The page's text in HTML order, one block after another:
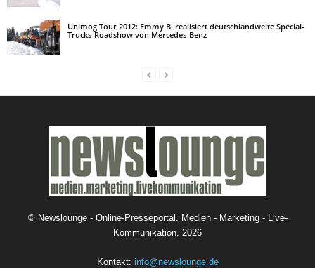
Unimog Tour 2012: Emmy B. realisiert deutschlandweite Special-
Trucks-Roadshow von Mercedes-Benz
© Newslounge - Online-Presseportal. Medien - Marketing - Live-
Kommunikation. 2026
Kontakt: info@newslounge.de